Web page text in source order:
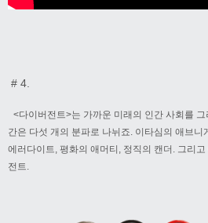
# 4.
<다이버전트>는 가까운 미래의 인간 사회를
간은 다섯 개의 분파로 나뉘죠. 이타심의 애브니
에러다이트, 평화의 애머티, 정직의 캔더. 그리
전트.